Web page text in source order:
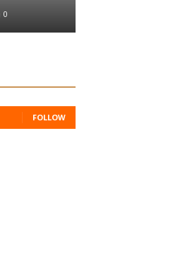
0
FOLLOW